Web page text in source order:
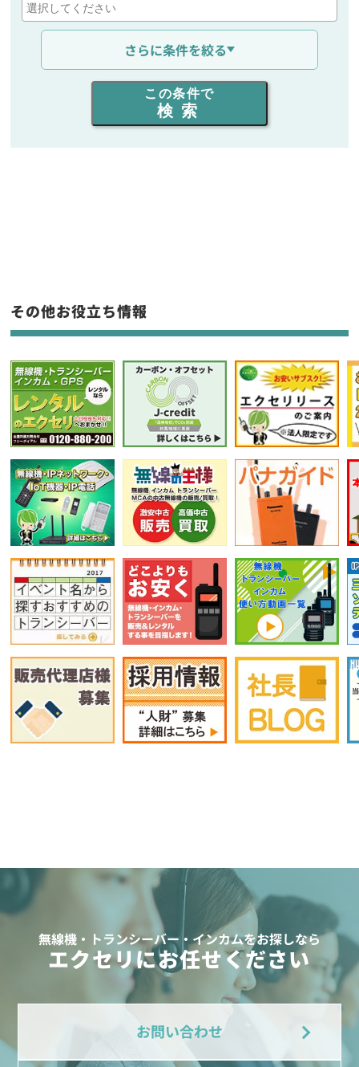
通信距離を選ぶ
出力を選ぶ
同時通話人数を選ぶ
フリーワード入力(製品名等)
選択条件をリセット
さらに条件を絞る
この条件で
検索
その他お役立ち情報
無線機・トランシーバー・インカムをお探しなら
エクセリにお任せください
お問い合わせ